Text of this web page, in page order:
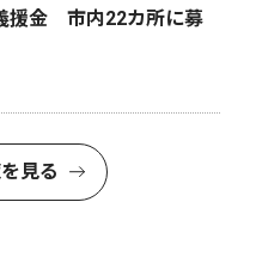
援金 市内22カ所に募
見る